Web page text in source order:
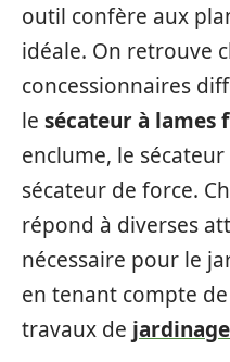
outil confère aux
idéale. On retrouve
concessionnaires
le sécateur à lames
enclume, le
sécateur de force.
répond à diverses
nécessaire pour le
en tenant compte de
travaux de jardinage